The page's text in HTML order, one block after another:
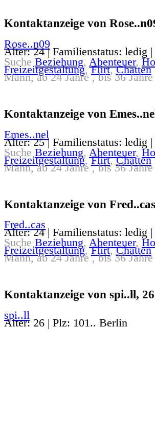
Kontaktanzeige von
Rose..n09
Alter: 24 | Familienstatus: ledig
Suche Beziehung, Abenteuer,
Freizeitgestaltung,Flirt,Chatten
Mann, ab 24 Jahre , bis 36 Jahre
Kontaktanzeige von
Emes..nel
Alter: 25 | Familienstatus: ledig
Suche Beziehung, Abenteuer,
Freizeitgestaltung,Flirt,Chatten
Mann, ab 24 Jahre , bis 36 Jahre
Kontaktanzeige von
Fred..cas
Alter: 24 | Familienstatus: ledig
Suche Beziehung, Abenteuer,
Freizeitgestaltung,Flirt,Chatten
Mann, ab 24 Jahre , bis 36 Jahre
Kontaktanzeige von spi..ll,
spi..ll
Alter: 26 | Plz: 101.. Berlin